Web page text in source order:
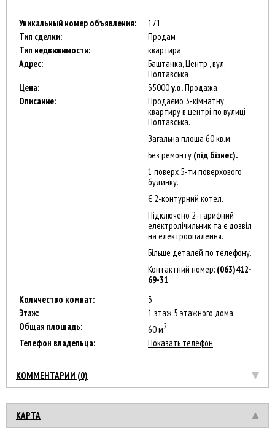
Уникальный номер объявления:
171
Тип сделки:
Продам
Тип недвижимости:
квартира
Адрес:
Баштанка, Центр , вул.
Полтавська
Цена:
35000y.о.Продажа
Описание:
Продаємо 3-кімнатну
квартиру в центрі по вулиці
Полтавська.
Загальна площа 60 кв.м.
Без ремонту (під бізнес).
1 поверх 5-ти поверхового
будинку.
Є 2-контурний котел.
Підключено 2-тарифний
електролічильник та є дозвіл
на електроопалення.
Більше деталей по телефону.
Контактний номер: (063)412-
69-31
Количество комнат:
3
Этаж:
1 этаж 5 этажного дома
Общая площадь:
60 м2
Телефон владельца: Показать телефон
КОММЕНТАРИИ (0)
КАРТА